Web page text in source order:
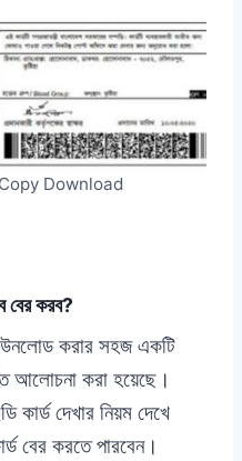
Download
বের করব?
করার সহজ একটি
আলোচনা করা হয়েছে।
দেখার নিয়ম দেখে
বের করতে পারবেন।